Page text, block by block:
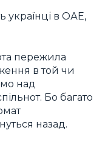
в ОАЕ,
пережила
в той чи
над
Бо багато
назад.